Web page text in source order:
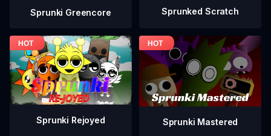
Sprunki Greencore Sprunked Scratch
Sprunki Rejoyed Sprunki Mastered